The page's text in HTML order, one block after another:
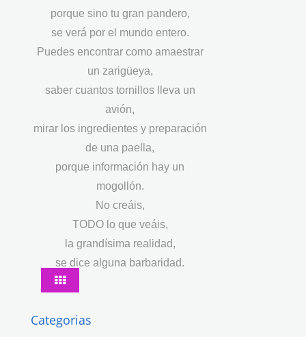
porque sino tu gran pandero,
se verá por el mundo entero.
Puedes encontrar como amaestrar
un zarigüeya,
saber cuantos tornillos lleva un
avión,
mirar los ingredientes y preparación
de una paella,
porque información hay un
mogollón.
No creáis,
TODO lo que veáis,
la grandísima realidad,
se dice alguna barbaridad.
Categorias